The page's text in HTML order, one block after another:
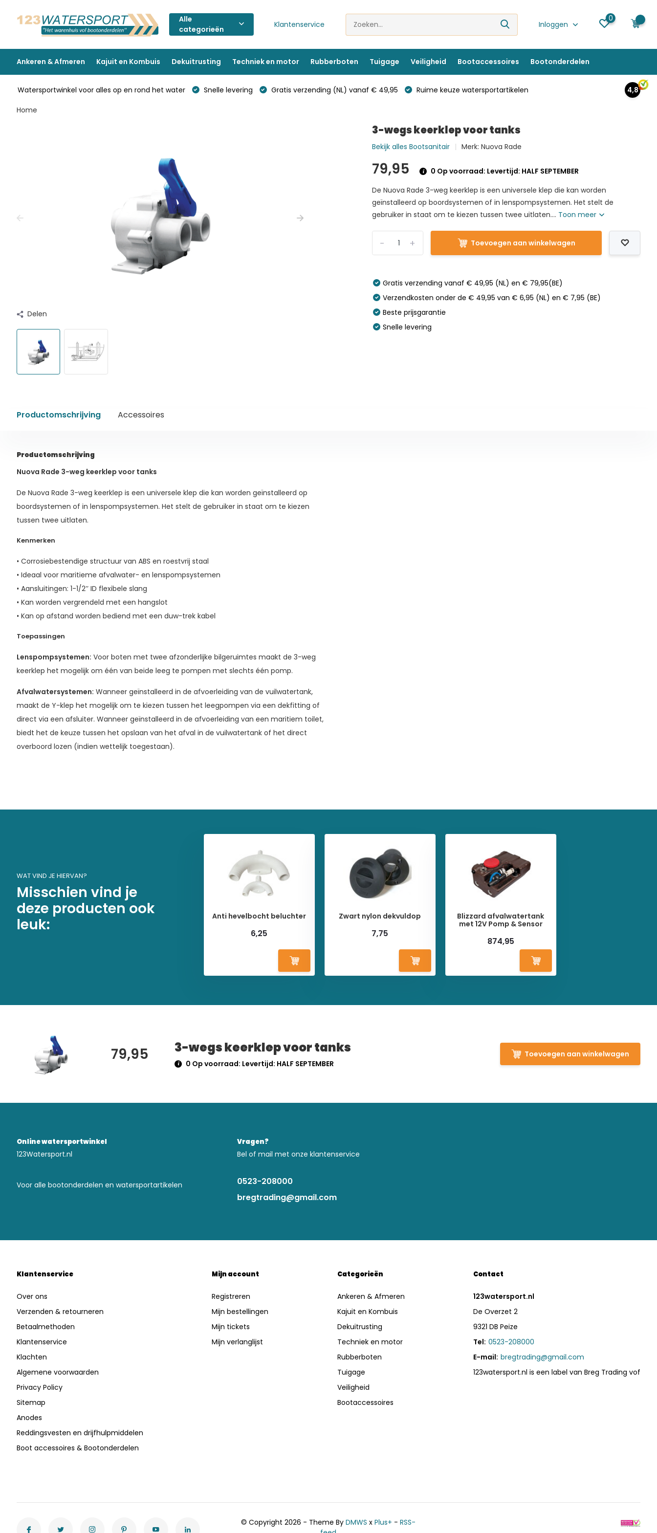
Alle
categorieën
Klantenservice Inloggen
0
Ankeren & Afmeren Kajuit en Kombuis Dekuitrusting Techniek en motor Rubberboten Tuigage Veiligheid Bootaccessoires Bootonderdelen
Watersportwinkel voor alles op en rond het water Snelle levering Gratis verzending (NL) vanaf € 49,95 Ruime keuze watersportartikelen 4,8
Home
Delen
3-wegs keerklep voor tanks
Bekijk alles Bootsanitair Merk:Nuova Rade
79,95
0 Op voorraad: Levertijd: HALF SEPTEMBER
De Nuova Rade 3-weg keerklep is een universele klep die kan worden
geïnstalleerd op boordsystemen of in lenspompsystemen. Het stelt de
gebruiker in staat om te kiezen tussen twee uitlaten.... Toon meer
+
- Toevoegen aan winkelwagen
Gratis verzending vanaf € 49,95 (NL) en € 79,95(BE)
Verzendkosten onder de € 49,95 van € 6,95 (NL) en € 7,95 (BE)
Beste prijsgarantie
Snelle levering
Productomschrijving Accessoires
Productomschrijving
Nuova Rade 3-weg keerklep voor tanks
De Nuova Rade 3-weg keerklep is een universele klep die kan worden geïnstalleerd op
boordsystemen of in lenspompsystemen. Het stelt de gebruiker in staat om te kiezen
tussen twee uitlaten.
Kenmerken
• Corrosiebestendige structuur van ABS en roestvrij staal
• Ideaal voor maritieme afvalwater- en lenspompsystemen
• Aansluitingen: 1-1/2’’ ID flexibele slang
• Kan worden vergrendeld met een hangslot
• Kan op afstand worden bediend met een duw-trek kabel
Toepassingen
Lenspompsystemen: Voor boten met twee afzonderlijke bilgeruimtes maakt de 3-weg
keerklep het mogelijk om één van beide leeg te pompen met slechts één pomp.
Afvalwatersystemen: Wanneer geïnstalleerd in de afvoerleiding van de vuilwatertank,
maakt de Y-klep het mogelijk om te kiezen tussen het leegpompen via een dekfitting of
direct via een afsluiter. Wanneer geïnstalleerd in de afvoerleiding van een maritiem toilet,
biedt het de keuze tussen het opslaan van het afval in de vuilwatertank of het direct
overboord lozen (indien wettelijk toegestaan).
WAT VIND JE HIERVAN?
Misschien vind je
deze producten ook
leuk:
Anti hevelbocht beluchter
6,25
Zwart nylon dekvuldop
7,75
Blizzard afvalwatertank
met 12V Pomp & Sensor
874,95
79,95 3-wegs keerklep voor tanks
0 Op voorraad: Levertijd: HALF SEPTEMBER
Toevoegen aan winkelwagen
Online watersportwinkel
123Watersport.nl
Voor alle bootonderdelen en watersportartikelen
Vragen?
Bel of mail met onze klantenservice
0523-208000
bregtrading@gmail.com
Klantenservice
Over ons
Verzenden & retourneren
Betaalmethoden
Klantenservice
Klachten
Algemene voorwaarden
Privacy Policy
Sitemap
Anodes
Reddingsvesten en drijfhulpmiddelen
Boot accessoires & Bootonderdelen
Mijn account
Registreren
Mijn bestellingen
Mijn tickets
Mijn verlanglijst
Categorieën
Ankeren & Afmeren
Kajuit en Kombuis
Dekuitrusting
Techniek en motor
Rubberboten
Tuigage
Veiligheid
Bootaccessoires
Contact
123watersport.nl
De Overzet 2
9321 DB Peize
Tel: 0523-208000
E-mail: bregtrading@gmail.com
123watersport.nl is een label van Breg Trading vof
© Copyright 2026 - Theme ByDMWS xPlus+ -RSS-
Klaar voor jouw volgende avontuur?
SCHRIJF MIJ IN!
NEE, BEDANKT